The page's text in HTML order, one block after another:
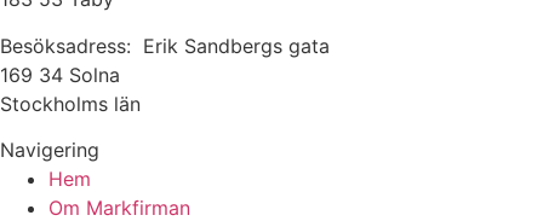
Besöksadress: Erik Sandbergs gata
169 34 Solna
Stockholms län
Navigering
Hem
Om Markfirman